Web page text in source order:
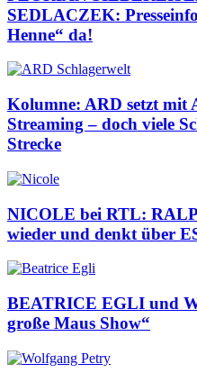
SEDLACZEK:
Henne“ da!
Kolumne: ARD setzt mit
Streaming – doch viele
Strecke
NICOLE bei RTL:
wieder und denkt über
BEATRICE EGLI und
große Maus Show“